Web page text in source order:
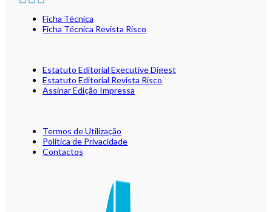
Ficha Técnica
Ficha Técnica Revista Risco
Estatuto Editorial Executive Digest
Estatuto Editorial Revista Risco
Assinar Edição Impressa
Termos de Utilização
Política de Privacidade
Contactos